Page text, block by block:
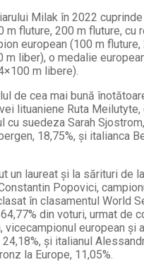
Milak în 2022
m fluture, 200 m fluture, cu
european (100 m fluture,
m liber), o medalie
m libere).
de cea mai bună
lituaniene Ruta Meilutyte,
cu suedeza Sarah
18,75%, şi italianca
un laureat şi la sărituri de
Popovici,
în clasamentul World
din voturi, urmat de
vicecampionul european şi
şi italianul
la Europe, 11,05%.